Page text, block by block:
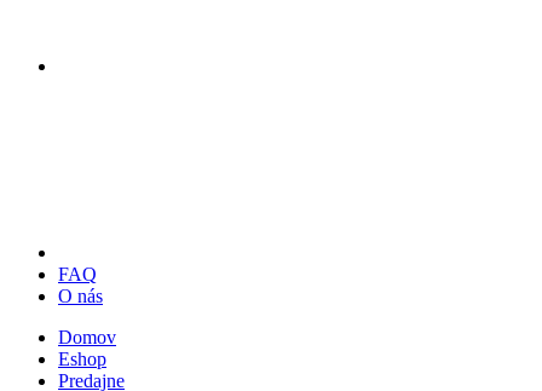
FAQ
O nás
Domov
Eshop
Predajne